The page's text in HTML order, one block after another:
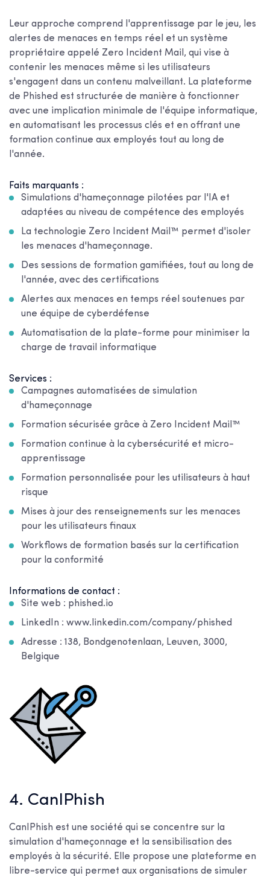
Leur approche comprend l'apprentissage par le jeu, les
alertes de menaces en temps réel et un système
propriétaire appelé Zero Incident Mail, qui vise à
contenir les menaces même si les utilisateurs
s'engagent dans un contenu malveillant. La plateforme
de Phished est structurée de manière à fonctionner
avec une implication minimale de l'équipe informatique,
en automatisant les processus clés et en offrant une
formation continue aux employés tout au long de
l'année.
Faits marquants :
Simulations d'hameçonnage pilotées par l'IA et
adaptées au niveau de compétence des employés
La technologie Zero Incident Mail™ permet d'isoler
les menaces d'hameçonnage.
Des sessions de formation gamifiées, tout au long de
l'année, avec des certifications
Alertes aux menaces en temps réel soutenues par
une équipe de cyberdéfense
Automatisation de la plate-forme pour minimiser la
charge de travail informatique
Services :
Campagnes automatisées de simulation
d'hameçonnage
Formation sécurisée grâce à Zero Incident Mail™
Formation continue à la cybersécurité et micro-
apprentissage
Formation personnalisée pour les utilisateurs à haut
risque
Mises à jour des renseignements sur les menaces
pour les utilisateurs finaux
Workflows de formation basés sur la certification
pour la conformité
Informations de contact :
Site web : phished.io
LinkedIn : www.linkedin.com/company/phished
Adresse : 138, Bondgenotenlaan, Leuven, 3000,
Belgique
4. CanIPhish
CanIPhish est une société qui se concentre sur la
simulation d'hameçonnage et la sensibilisation des
employés à la sécurité. Elle propose une plateforme en
libre-service qui permet aux organisations de simuler